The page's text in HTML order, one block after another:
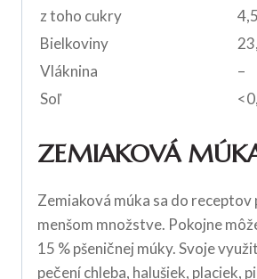
z toho cukry
Bielkoviny
Vláknina
–
Soľ
ZEMIAKOVÁ
Zemiaková múka sa do receptov
menšom množstve. Pokojne
15 % pšeničnej múky. Svoje
pečení chleba, halušiek, placiek,